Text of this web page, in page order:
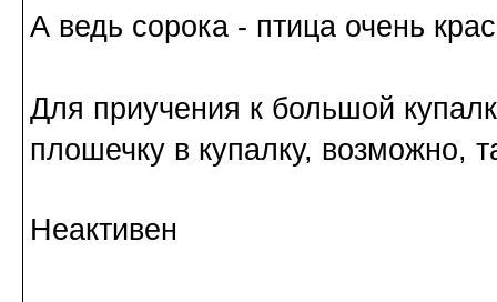
А ведь сорока - птица очень
Для приучения к большой
плошечку в купалку, возможно,
Неактивен